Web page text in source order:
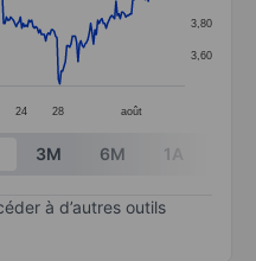
categories.
values. Data
24 28 août
3,60
3,80
3M 6M 1A
à d’autres outils